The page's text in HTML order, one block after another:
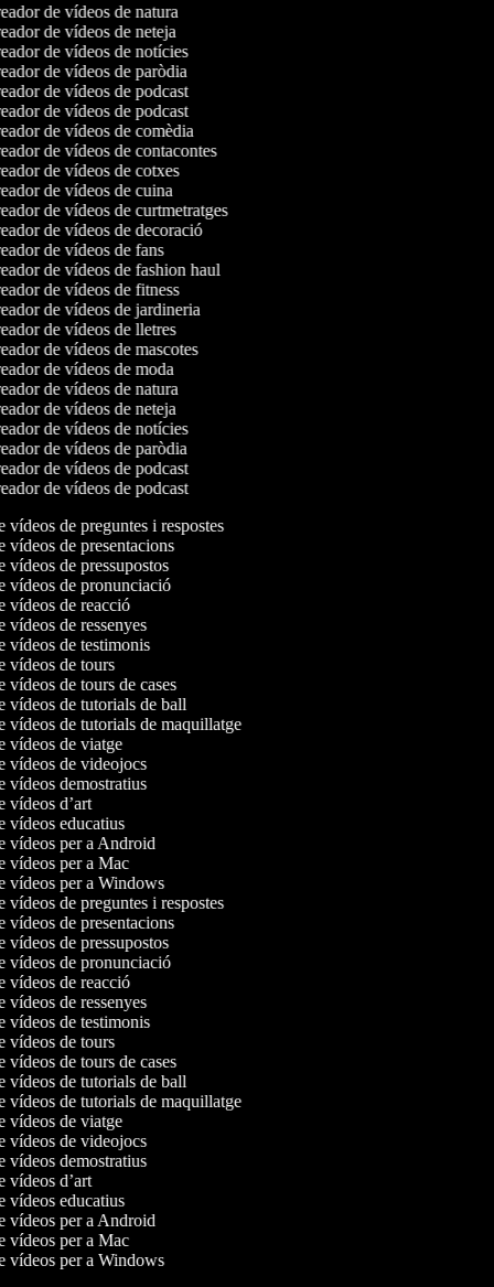
de vídeos de natura
de vídeos de neteja
de vídeos de notícies
de vídeos de paròdia
de vídeos de podcast
de vídeos de podcast
de vídeos de comèdia
de vídeos de contacontes
de vídeos de cotxes
de vídeos de cuina
de vídeos de curtmetratges
de vídeos de decoració
de vídeos de fans
de vídeos de fashion haul
de vídeos de fitness
de vídeos de jardineria
de vídeos de lletres
de vídeos de mascotes
de vídeos de moda
de vídeos de natura
de vídeos de neteja
de vídeos de notícies
de vídeos de paròdia
de vídeos de podcast
de vídeos de podcast
vídeos de preguntes i respostes
vídeos de presentacions
vídeos de pressupostos
vídeos de pronunciació
vídeos de reacció
vídeos de ressenyes
vídeos de testimonis
vídeos de tours
vídeos de tours de cases
vídeos de tutorials de ball
vídeos de tutorials de maquillatge
vídeos de viatge
vídeos de videojocs
vídeos demostratius
vídeos d’art
vídeos educatius
vídeos per a Android
vídeos per a Mac
vídeos per a Windows
vídeos de preguntes i respostes
vídeos de presentacions
vídeos de pressupostos
vídeos de pronunciació
vídeos de reacció
vídeos de ressenyes
vídeos de testimonis
vídeos de tours
vídeos de tours de cases
vídeos de tutorials de ball
vídeos de tutorials de maquillatge
vídeos de viatge
vídeos de videojocs
vídeos demostratius
vídeos d’art
vídeos educatius
vídeos per a Android
vídeos per a Mac
vídeos per a Windows